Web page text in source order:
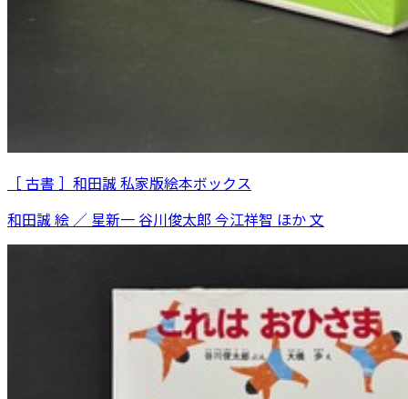
［ 古書 ］和田誠 私家版絵本ボックス
和田誠 絵 ／ 星新一 谷川俊太郎 今江祥智 ほか 文